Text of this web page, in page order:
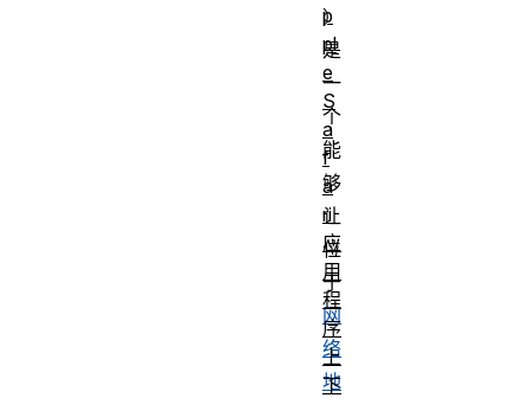
）
是
一
个
能
够
让
位
于
网
络
地
p
pl
e
S
a
f
a
ri
应
用
程
序
上
下